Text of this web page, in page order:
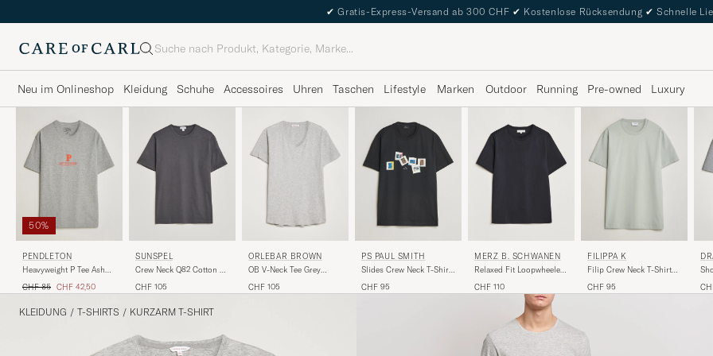
✔ Gratis-Express-Versand ab 300 CHF ✔ Kostenlose Rücksendung ✔ Schnelle
Suche
Neu im Onlineshop Kleidung Schuhe Accessoires Uhren Taschen Lifestyle Marken Outdoor Running Pre-owned Luxury
50%
PENDLETON
Heavyweight P Tee Ash
Regulärer Preis
CHF 85 Reduzierter Preis
CHF 42,50
SUNSPEL
Crew Neck Q82 Cotton T-
CHF 105
ORLEBAR BROWN
OB V-Neck Tee Grey
CHF 105
PS PAUL SMITH
Slides Crew Neck T-Shirt
CHF 95
MERZ B. SCHWANEN
Relaxed Fit Loopwheeled
CHF 110
FILIPPA K
Filip Crew Neck T-Shirt
CHF 95
KLEIDUNG / T-SHIRTS / KURZARM T-SHIRT